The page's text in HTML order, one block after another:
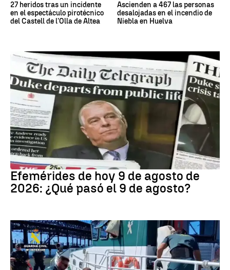
27 heridos tras un incidente
en el espectáculo pirotécnico
del Castell de l'Olla de Altea
Ascienden a 467 las personas
desalojadas en el incendio de
Niebla en Huelva
Efemérides
Efemérides de hoy 9 de agosto de
2026: ¿Qué pasó el 9 de agosto?